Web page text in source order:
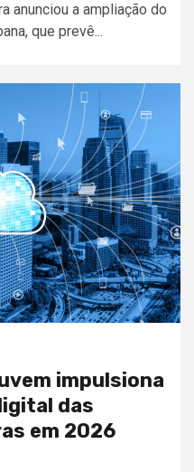
anunciou a ampliação do
que prevê...
impulsiona
das
em 2026